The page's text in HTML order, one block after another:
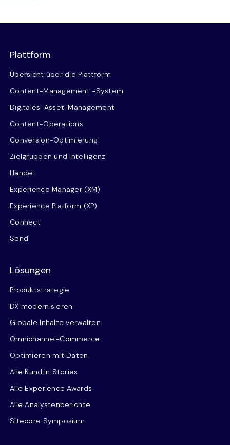
Plattform
Übersicht über die Plattform
Content-Management -System
Digitales-Asset-Management
Content-Operations
Conversion-Optimierung
Zielgruppen und Intelligenz
Handel
Experience Manager (XM)
Experience Platform (XP)
Connect
Send
Lösungen
Produktstrategie
DX modernisieren
Globale Inhalte verwalten
Omnichannel-Commerce
Optimieren mit Daten
Alle Kund:in Stories
Alle Experience Awards
Alle Analystenberichte
Sitecore Symposium